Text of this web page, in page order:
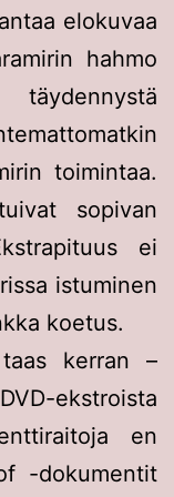
elokuvaa
hahmo
toimintaa.
sopivan
ei
istuminen
koetus.
kerran –
ekstroista
en
-dokumentit